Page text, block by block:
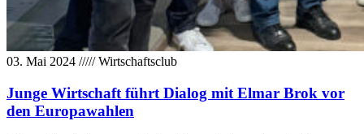
03. Mai 2024 /////Wirtschaftsclub
Junge Wirtschaft führt Dialog mit Elmar Brok vor
den Europawahlen